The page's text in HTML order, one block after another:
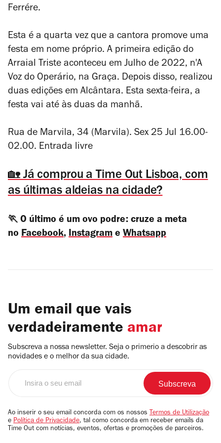
Ferrére.
Esta é a quarta vez que a cantora promove uma
festa em nome próprio. A primeira edição do
Arraial Triste aconteceu em Julho de 2022, n'A
Voz do Operário, na Graça. Depois disso, realizou
duas edições em Alcântara. Esta sexta-feira, a
festa vai até às duas da manhã.
Rua de Marvila, 34 (Marvila). Sex 25 Jul 16.00-
02.00. Entrada livre
🏡 Já comprou a Time Out Lisboa, com
as últimas aldeias na cidade?
🏃 O último é um ovo podre: cruze a meta
no Facebook, Instagram e Whatsapp
Um email que vais
verdadeiramente amar
Subscreva a nossa newsletter. Seja o primerio a descobrir as
novidades e o melhor da sua cidade.
email
Ao inserir o seu email concorda com os nossos Termos de Utilização
e Política de Privacidade, tal como concorda em receber emails da
Time Out com notícias, eventos, ofertas e promoções de parceiros.